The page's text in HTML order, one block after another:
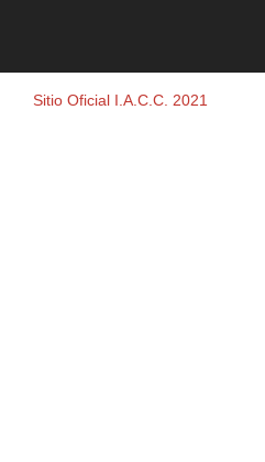
Sitio Oficial I.A.C.C. 2021